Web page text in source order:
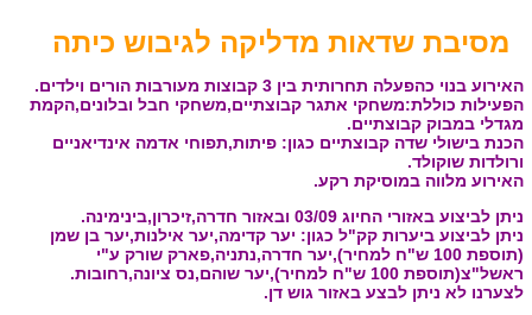
מסיבת שדאות מדליקה לגיבוש כיתה
האירוע בנוי כהפעלה תחרותית בין 3 קבוצות מעורבות הורים וילדים.
הפעילות כוללת:משחקי אתגר קבוצתיים,משחקי חבל ובלונים,הקמת
מגדלי במבוק קבוצתיים.
הכנת בישולי שדה קבוצתיים כגון: פיתות,תפוחי אדמה אינדיאניים
ורולדות שוקולד.
האירוע מלווה במוסיקת רקע.
ניתן לביצוע באזורי החיוג 03/09 ובאזור חדרה,זיכרון,בינימינה.
ניתן לביצוע ביערות קק"ל כגון: יער קדימה,יער אילנות,יער בן שמן
(תוספת 100 ש"ח למחיר),יער חדרה,נתניה,פארק שורק ע"י
ראשל"צ(תוספת 100 ש"ח למחיר),יער שוהם,נס ציונה,רחובות.
לצערנו לא ניתן לבצע באזור גוש דן.